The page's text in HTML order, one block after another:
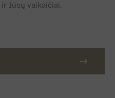
Jūsų vaikaičiai.